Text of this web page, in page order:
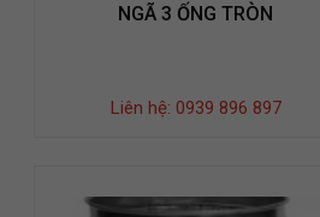
NGÃ 3 ỐNG TRÒN
Liên hệ: 0939 896 897